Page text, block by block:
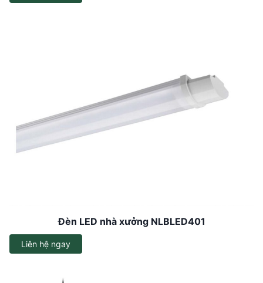
Đèn LED nhà xưởng NLBLED401
Liên hệ ngay